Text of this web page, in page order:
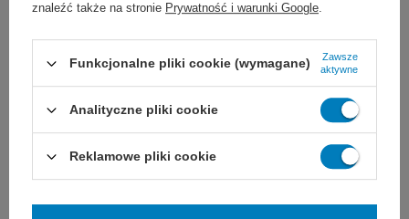
REF
znaleźć także na stronie Prywatność i warunki Google.
Funkcjonalne pliki cookie (wymagane)
Zawsze
aktywne
Analityczne pliki cookie
Reklamowe pliki cookie